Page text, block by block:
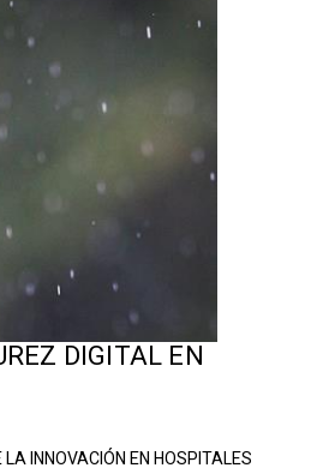
DIGITAL EN
INNOVACIÓN EN HOSPITALES